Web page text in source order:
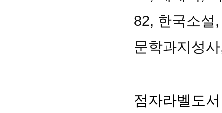
82, 한국소설
문학과지성
점자라벨도서